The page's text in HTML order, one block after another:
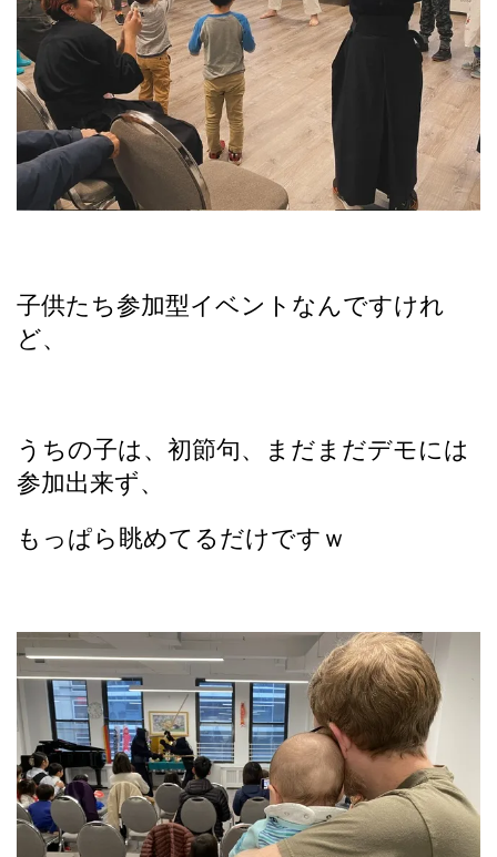
子供たち参加型イベントなんですけれ
ど、
うちの子は、初節句、まだまだデモには
参加出来ず、
もっぱら眺めてるだけですｗ